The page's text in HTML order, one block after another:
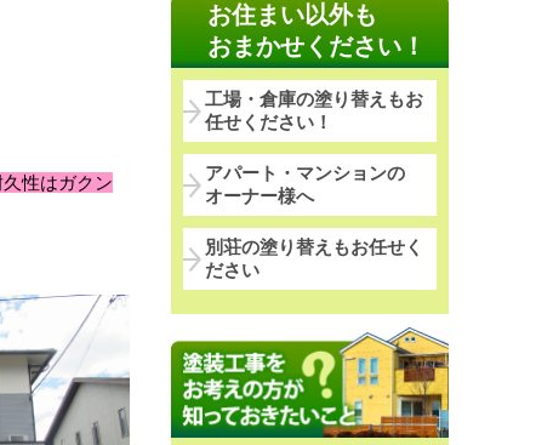
性はガクン
お住まい以外も
おまかせください！
工場・倉庫の塗り替えもお
任せください！
アパート・マンションの
オーナー様へ
別荘の塗り替えもお任せく
ださい